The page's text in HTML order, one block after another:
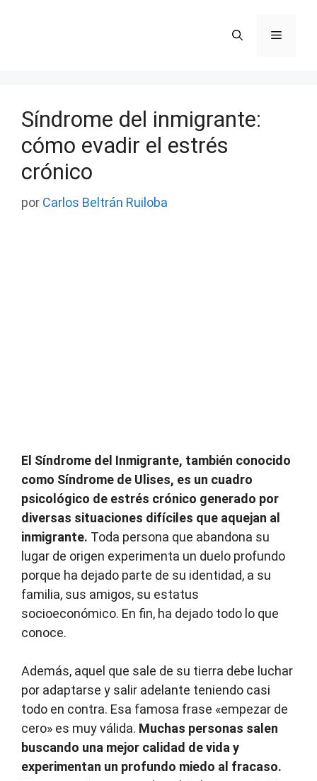
Menú
Síndrome del inmigrante:
cómo evadir el estrés
crónico
por Carlos Beltrán Ruiloba
El Síndrome del Inmigrante, también conocido
como Síndrome de Ulises, es un cuadro
psicológico de estrés crónico generado por
diversas situaciones difíciles que aquejan al
inmigrante. Toda persona que abandona su
lugar de origen experimenta un duelo profundo
porque ha dejado parte de su identidad, a su
familia, sus amigos, su estatus
socioeconómico. En fin, ha dejado todo lo que
conoce.
Además, aquel que sale de su tierra debe luchar
por adaptarse y salir adelante teniendo casi
todo en contra. Esa famosa frase «empezar de
cero» es muy válida. Muchas personas salen
buscando una mejor calidad de vida y
experimentan un profundo miedo al fracaso.